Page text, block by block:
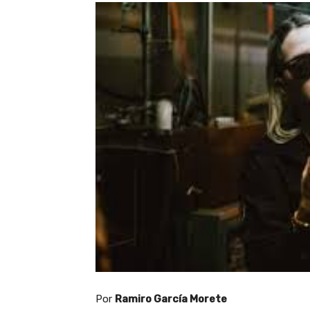
Por Ramiro García Morete